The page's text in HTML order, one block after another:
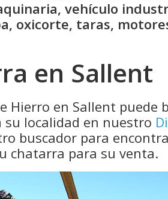
vehículo
oxicorte, taras,
en Sallent
Hierro en Sallent puede
su localidad en nuestro
buscador para
chatarra para su venta.